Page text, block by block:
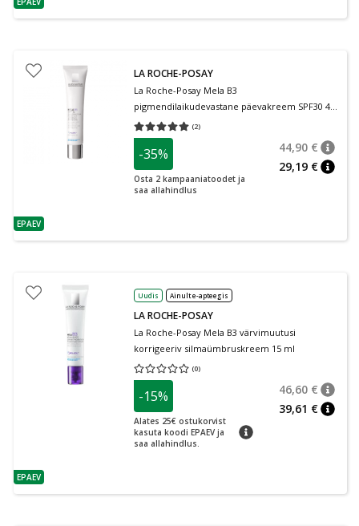
nõuanne
nõuanne
EPAEV
LA ROCHE-POSAY
La Roche-Posay Mela B3
pigmendilaikudevastane päevakreem SPF30 40
ml
(2)
Keskmine hinnang 5.00
-35%
Osta 2 kampaaniatoodet ja
saa allahindlus
44,90 €
29,19 €
nõuanne
EPAEV
Uudis Ainult e-apteegis
LA ROCHE-POSAY
La Roche-Posay Mela B3 värvimuutusi
korrigeeriv silmaümbruskreem 15 ml
(0)
Keskmine hinnang 0.00
-15%
Alates 25€ ostukorvist
kasuta koodi EPAEV ja
saa allahindlus.
nõuanne
46,60 €
39,61 €